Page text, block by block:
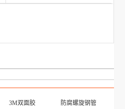
3M双面胶
防腐螺旋钢管